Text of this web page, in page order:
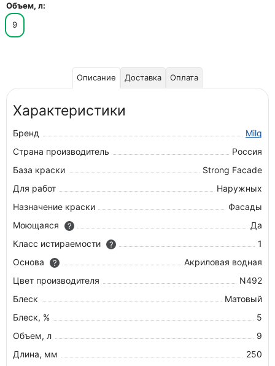
Объем, л:
9
Описание Доставка Оплата
Характеристики
Бренд
Milq
Страна производитель
Россия
База краски
Strong Facade
Для работ
Наружных
Назначение краски
Фасады
Моющаяся
?
Да
Класс истираемости
?
1
Основа
?
Акриловая водная
Цвет производителя
N492
Блеск
Матовый
Блеск, %
5
Объем, л
9
Длина, мм
250